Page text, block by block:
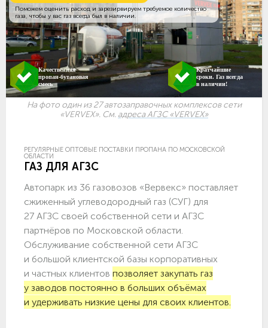
Поможем оценить расход и зарезирвируем требуемое количество
газа, чтобы у вас газ всегда был в наличии.
Качественная
пропан-бутановая
смесь
Кратчайшие
сроки. Газ всегда
в наличии!
На фото один из 27 автозаправочных комплексов сети
«VERVEX». См. адреса АГЗС «VERVEX»
РЕГУЛЯРНЫЕ ОПТОВЫЕ ПОСТАВКИ ПРОПАНА ПО МОСКОВСКОЙ
ОБЛАСТИ
ГАЗ ДЛЯ АГЗС
Автопарк из 36 газовозов «Вервекс» поставляет
сжиженный углеводородный газ (СУГ) для
27 АГЗС своей собственной сети и АГЗС
партнёров по Московской области.
Обслуживание собственной сети АГЗС
и большой клиентской базы корпоративных
и частных клиентов позволяет закупать газ
у заводов постоянно в больших объёмах
и удерживать низкие цены для своих клиентов.